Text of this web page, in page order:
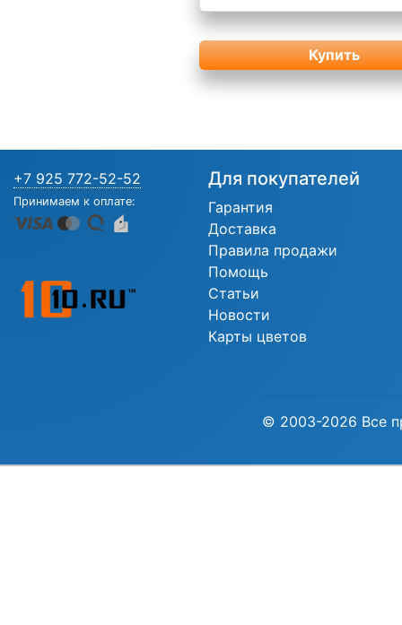
Купить
+7 925 772-52-52
Принимаем к оплате:
Для покупателей
Гарантия
Доставка
Правила продажи
Помощь
Статьи
Новости
Карты цветов
© 2003-2026 Все